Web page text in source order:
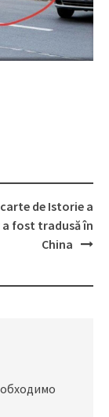
de Istorie a
fost tradusă în
China